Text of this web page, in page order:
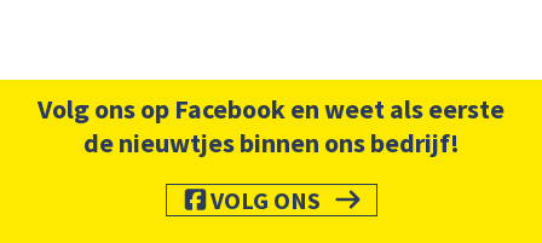
Volg ons op Facebook en weet als eerste
de nieuwtjes binnen ons bedrijf!
VOLG ONS